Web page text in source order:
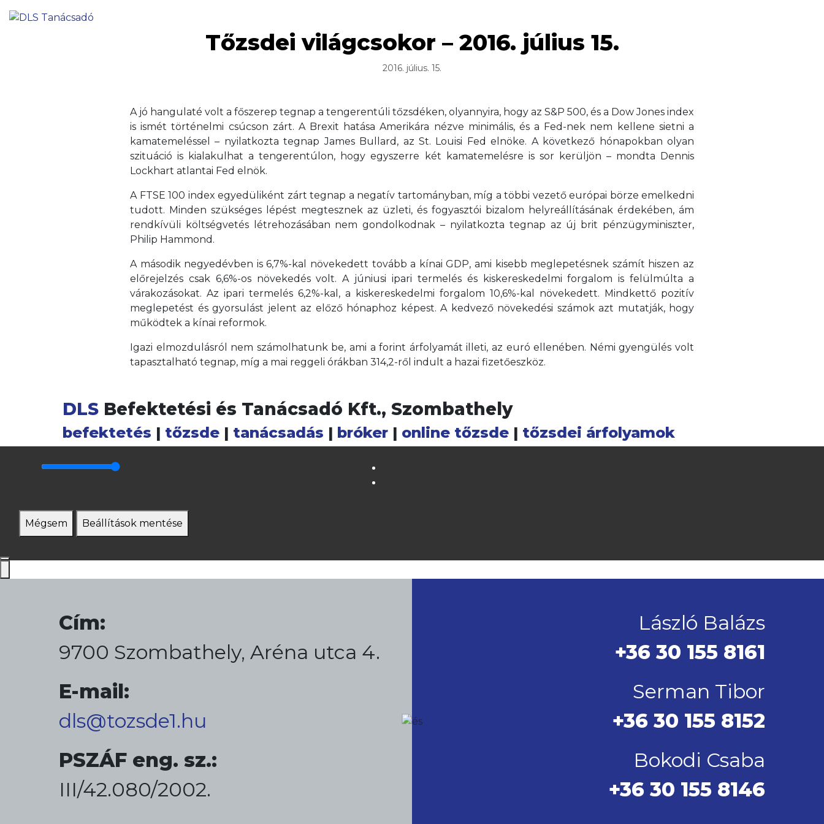
Tőzsdei világcsokor – 2016. július 15.
2016. július. 15.
A jó hangulaté volt a főszerep tegnap a tengerentúli tőzsdéken, olyannyira, hogy az S&P 500, és a Dow Jones index
is ismét történelmi csúcson zárt. A Brexit hatása Amerikára nézve minimális, és a Fed-nek nem kellene sietni a
kamatemeléssel – nyilatkozta tegnap James Bullard, az St. Louisi Fed elnöke. A következő hónapokban olyan
szituáció is kialakulhat a tengerentúlon, hogy egyszerre két kamatemelésre is sor kerüljön – mondta Dennis
Lockhart atlantai Fed elnök.
A FTSE 100 index egyedüliként zárt tegnap a negatív tartományban, míg a többi vezető európai börze emelkedni
tudott. Minden szükséges lépést megtesznek az üzleti, és fogyasztói bizalom helyreállításának érdekében, ám
rendkívüli költségvetés létrehozásában nem gondolkodnak – nyilatkozta tegnap az új brit pénzügyminiszter,
Philip Hammond.
A második negyedévben is 6,7%-kal növekedett tovább a kínai GDP, ami kisebb meglepetésnek számít hiszen az
előrejelzés csak 6,6%-os növekedés volt. A júniusi ipari termelés és kiskereskedelmi forgalom is felülmúlta a
várakozásokat. Az ipari termelés 6,2%-kal, a kiskereskedelmi forgalom 10,6%-kal növekedett. Mindkettő pozitív
meglepetést és gyorsulást jelent az előző hónaphoz képest. A kedvező növekedési számok azt mutatják, hogy
működtek a kínai reformok.
Igazi elmozdulásról nem számolhatunk be, ami a forint árfolyamát illeti, az euró ellenében. Némi gyengülés volt
tapasztalható tegnap, míg a mai reggeli órákban 314,2-ről indult a hazai fizetőeszköz.
DLS Befektetési és Tanácsadó Kft., Szombathely
befektetés | tőzsde | tanácsadás | bróker | online tőzsde | tőzsdei árfolyamok
Mégsem Beállítások mentése
Cím:
9700 Szombathely, Aréna utca 4.
E-mail:
dls@tozsde1.hu
PSZÁF eng. sz.:
III/42.080/2002.
László Balázs
+36 30 155 8161
Serman Tibor
+36 30 155 8152
Bokodi Csaba
+36 30 155 8146